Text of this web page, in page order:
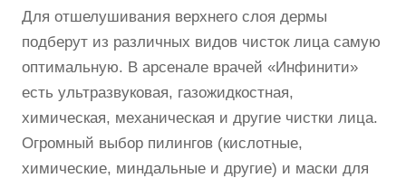
Для отшелушивания верхнего слоя дермы
подберут из различных видов чисток лица самую
оптимальную. В арсенале врачей «Инфинити»
есть ультразвуковая, газожидкостная,
химическая, механическая и другие чистки лица.
Огромный выбор пилингов (кислотные,
химические, миндальные и другие) и маски для